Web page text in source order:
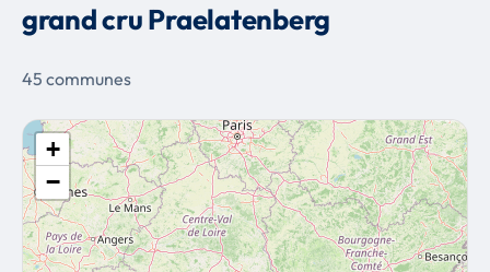
grand cru Praelatenberg
45 communes
+
−